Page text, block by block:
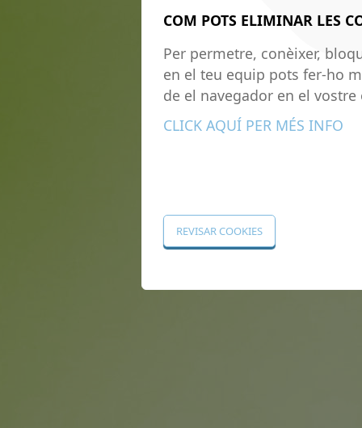
COM POTS ELIMINAR LES
Per permetre, conèixer,
en el teu equip pots fer-ho
de el navegador en el vostre
CLICK AQUÍ PER MÉS INFO